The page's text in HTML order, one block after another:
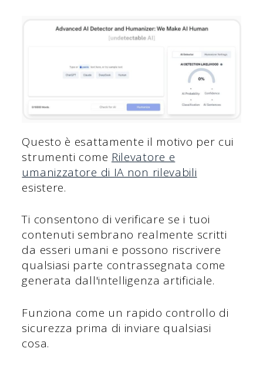
Questo è esattamente il motivo per cui
strumenti come Rilevatore e
umanizzatore di IA non rilevabili
esistere.
Ti consentono di verificare se i tuoi
contenuti sembrano realmente scritti
da esseri umani e possono riscrivere
qualsiasi parte contrassegnata come
generata dall'intelligenza artificiale.
Funziona come un rapido controllo di
sicurezza prima di inviare qualsiasi
cosa.